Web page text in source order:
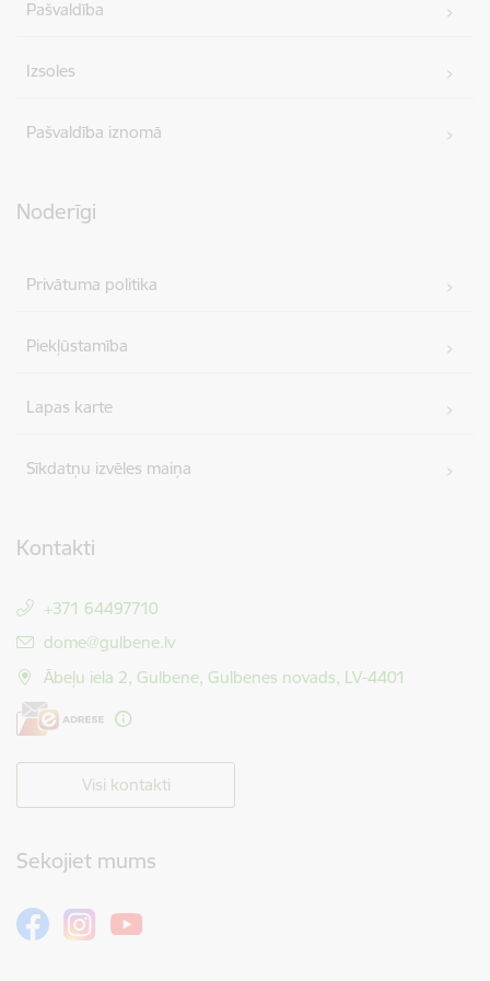
Pašvaldība
Izsoles
Pašvaldība iznomā
Noderīgi
Privātuma politika
Piekļūstamība
Lapas karte
Sīkdatņu izvēles maiņa
Kontakti
+371 64497710
E-pasts:
dome@gulbene.lv
Ābeļu iela 2, Gulbene, Gulbenes novads, LV-4401
Visi kontakti
Sekojiet mums